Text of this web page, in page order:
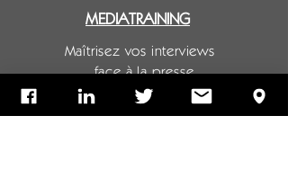
MEDIATRAINING
Maîtrisez vos interviews
face à la presse